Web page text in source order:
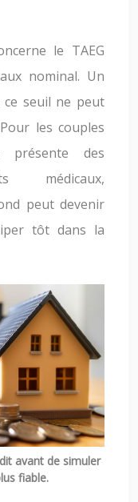
le TAEG
nominal. Un
ce seuil ne peut
les couples
présente des
médicaux,
peut devenir
tôt dans la
avant de simuler
fiable.